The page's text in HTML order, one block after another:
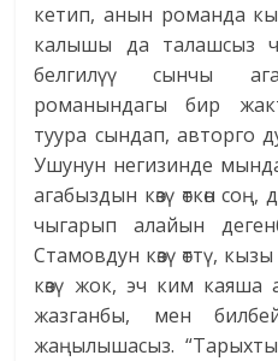
кетип, анын романда
калышы да талашсыз
белгилүү сынчы
романындагы бир
туура сындап, авторго
Ушунун негизинде
агабыздын көзү өткөн
чыгарып алайын
Стамовдун көзү өттү,
көзү жок, эч ким каяша
жазганбы, мен
жаңылышасыз.